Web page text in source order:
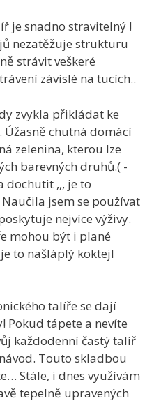
je snadno stravitelný !
nezatěžuje strukturu
strávit veškeré
závislé na tucích..
zvykla přikládat ke
chutná domácí
zelenina, kterou lze
barevných druhů.( -
dochutit ,,, je to
jsem se používat
nejvíce výživy.
mohou být i plané
to našláplý koktejl
talíře se dají
Pokud tápete a nevíte
každodenní častý talíř
Touto skladbou
Stále, i dnes využívám
tepelně upravených